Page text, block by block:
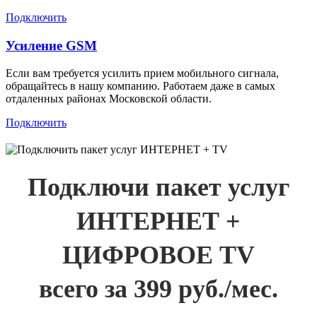
Подключить
Усиление GSM
Если вам требуется усилить прием мобильного сигнала,
обращайтесь в нашу компанию. Работаем даже в самых
отдаленных районах Московской области.
Подключить
Подключи пакет услуг
ИНТЕРНЕТ +
ЦИФРОВОЕ TV
всего за 399 руб./мес.